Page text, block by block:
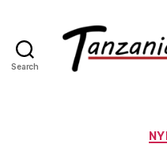
Search